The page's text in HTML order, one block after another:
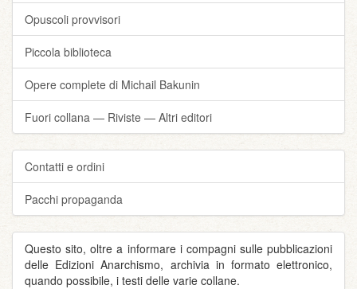
Opuscoli provvisori
Piccola biblioteca
Opere complete di Michail Bakunin
Fuori collana — Riviste — Altri editori
Contatti e ordini
Pacchi propaganda
Questo sito, oltre a informare i compagni sulle pubblicazioni
delle Edizioni Anarchismo, archivia in formato elettronico,
quando possibile, i testi delle varie collane.